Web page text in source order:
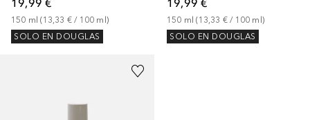
150 ml (13,33 € / 100 ml )
SOLO EN DOUGLAS
150 ml (13,33 € / 100 ml )
SOLO EN DOUGLAS